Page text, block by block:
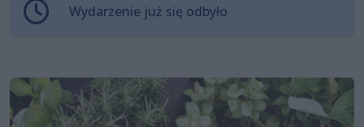
Wydarzenie już się odbyło